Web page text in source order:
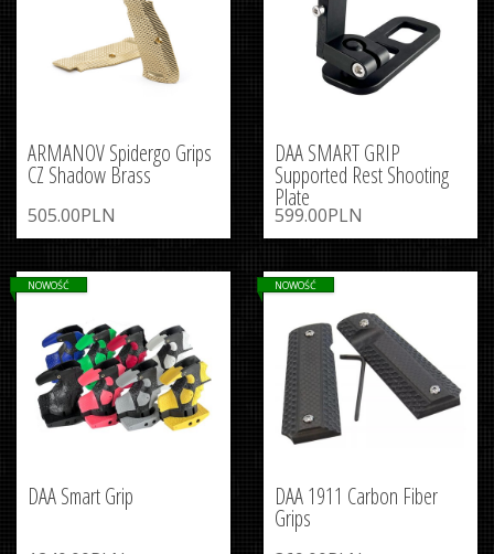
ARMANOV Spidergo Grips
CZ Shadow Brass
505.00PLN
DAA SMART GRIP
Supported Rest Shooting
Plate
599.00PLN
DAA Smart Grip
NOWOŚĆ
DAA 1911 Carbon Fiber
Grips
NOWOŚĆ